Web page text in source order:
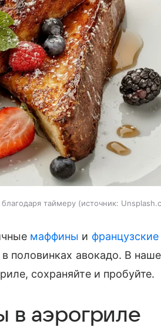
таймеру источник:
маффины и
в половинках авокадо. В
сохраняйте и пробуйте.
в аэрогриле